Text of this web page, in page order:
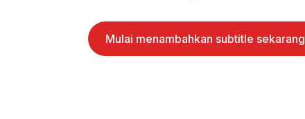
Mulai menambahkan subtitle sekarang